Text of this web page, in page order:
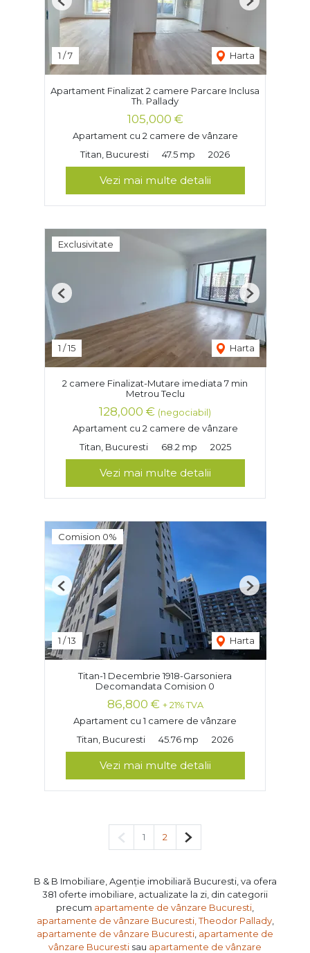
1 /7 Harta
Previous Next
Apartament Finalizat 2 camere Parcare Inclusa
Th. Pallady
105,000 €
Apartament cu 2 camere de vânzare
Titan, Bucuresti
47.5 mp 2026
Vezi mai multe detalii
Exclusivitate
1 /15 Harta
Previous Next
2 camere Finalizat-Mutare imediata 7 min
Metrou Teclu
128,000 € (negociabil)
Apartament cu 2 camere de vânzare
Titan, Bucuresti
68.2 mp 2025
Vezi mai multe detalii
Comision 0%
1 /13 Harta
Previous Next
Titan-1 Decembrie 1918-Garsoniera
Decomandata Comision 0
86,800 € + 21% TVA
Apartament cu 1 camere de vânzare
Titan, Bucuresti
45.76 mp 2026
Vezi mai multe detalii
Pagina anterioară
1 2 Pagina următoare
B & B Imobiliare, Agenție imobiliară Bucuresti, va ofera
381 oferte imobiliare, actualizate la zi, din categorii
precum apartamente de vânzare Bucuresti
apartamente de vânzare Bucuresti, Theodor Pallady,
apartamente de vânzare Bucuresti apartamente de
vânzare Bucuresti sau apartamente de vânzare